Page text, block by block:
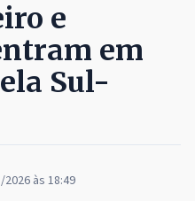
e
em
Sul-
2026 às 18:49